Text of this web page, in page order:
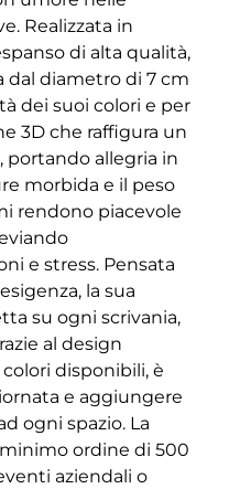
Realizzata in
di alta qualità,
dal diametro di 7 cm
dei suoi colori e per
3D che raffigura un
portando allegria in
morbida e il peso
rendono piacevole
e stress. Pensata
la sua
su ogni scrivania,
al design
disponibili, è
e aggiungere
ogni spazio. La
ordine di 500
aziendali o